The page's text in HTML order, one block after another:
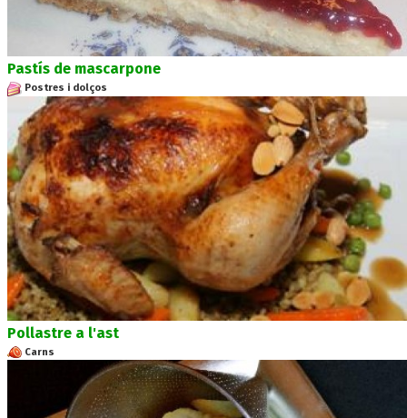
Pastís de mascarpone
Postres i dolços
Pollastre a l'ast
Carns